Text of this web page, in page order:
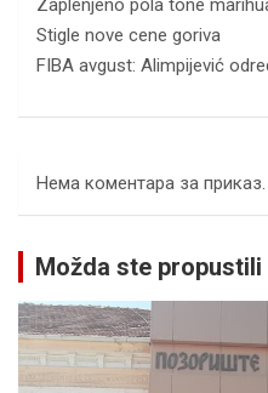
Zaplenjeno pola tone
Stigle nove cene goriva
FIBA avgust: Alimpijević
Нема коментара за приказ.
Možda ste propustili